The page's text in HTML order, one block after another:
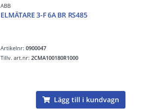
ABB
ELMÄTARE 3-F 6A BR RS485
Artikelnr:0900047
Tillv. art.nr:2CMA100180R1000
Lägg till i kundvagn